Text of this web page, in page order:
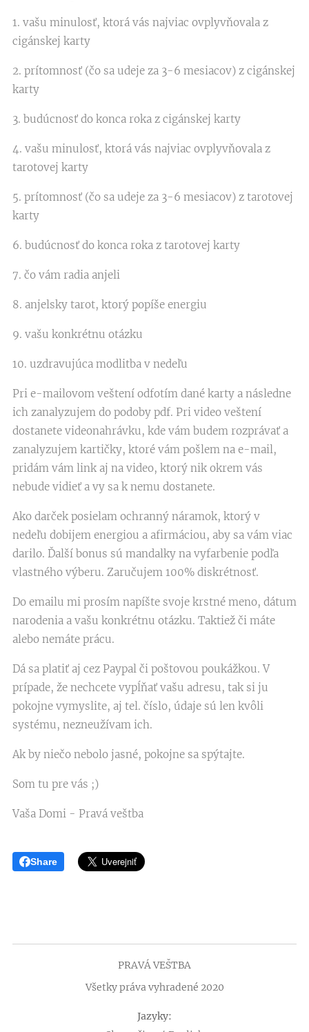
1. vašu minulosť, ktorá vás najviac ovplyvňovala z
cigánskej karty
2. prítomnosť (čo sa udeje za 3-6 mesiacov) z cigánskej
karty
3. budúcnosť do konca roka z cigánskej karty
4. vašu minulosť, ktorá vás najviac ovplyvňovala z
tarotovej karty
5. prítomnosť (čo sa udeje za 3-6 mesiacov) z tarotovej
karty
6. budúcnosť do konca roka z tarotovej karty
7. čo vám radia anjeli
8. anjelsky tarot, ktorý popíše energiu
9. vašu konkrétnu otázku
10. uzdravujúca modlitba v nedeľu
Pri e-mailovom veštení odfotím dané karty a následne
ich zanalyzujem do podoby pdf. Pri video veštení
dostanete videonahrávku, kde vám budem rozprávať a
zanalyzujem kartičky, ktoré vám pošlem na e-mail,
pridám vám link aj na video, ktorý nik okrem vás
nebude vidieť a vy sa k nemu dostanete.
Ako darček posielam ochranný náramok, ktorý v
nedeľu dobijem energiou a afirmáciou, aby sa vám viac
darilo. Ďalší bonus sú mandalky na vyfarbenie podľa
vlastného výberu. Zaručujem 100% diskrétnosť.
Do emailu mi prosím napíšte svoje krstné meno, dátum
narodenia a vašu konkrétnu otázku. Taktiež či máte
alebo nemáte prácu.
Dá sa platiť aj cez Paypal či poštovou poukážkou. V
prípade, že nechcete vypĺňať vašu adresu, tak si ju
pokojne vymyslite, aj tel. číslo, údaje sú len kvôli
systému, nezneužívam ich.
Ak by niečo nebolo jasné, pokojne sa spýtajte.
Som tu pre vás ;)
Vaša Domi - Pravá veštba
Share
PRAVÁ VEŠTBA
Všetky práva vyhradené 2020
Jazyky